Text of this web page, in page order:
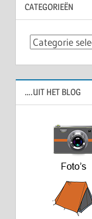
CATEGORIEËN
Categorieën
….UIT HET BLOG